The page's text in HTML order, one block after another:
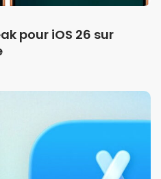
pour iOS 26 sur